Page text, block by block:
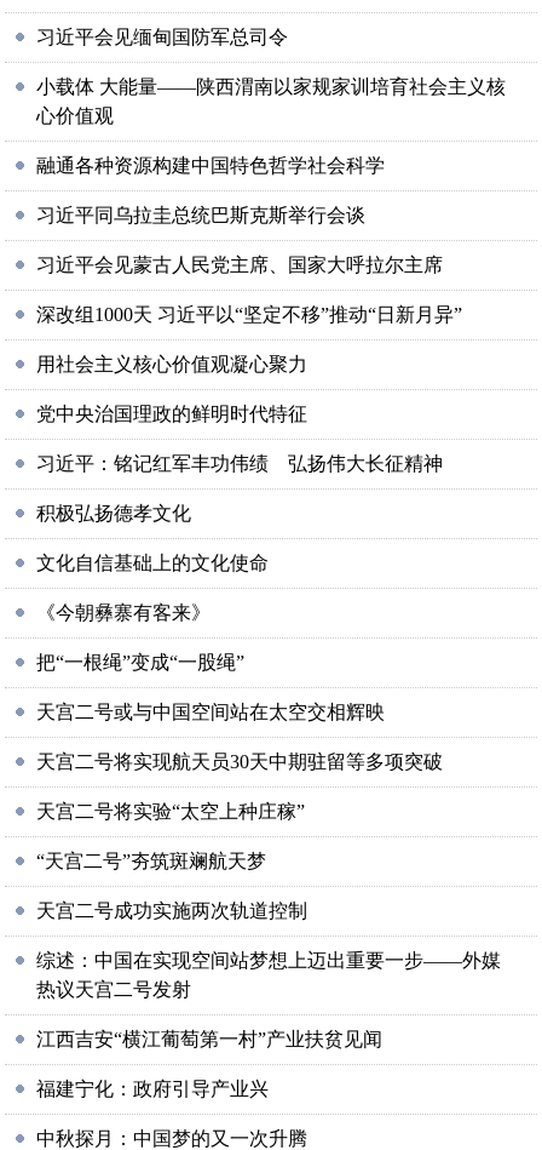
习近平会见缅甸国防军总司令
小载体 大能量——陕西渭南以家规家训培育社会主义核
心价值观
融通各种资源构建中国特色哲学社会科学
习近平同乌拉圭总统巴斯克斯举行会谈
习近平会见蒙古人民党主席、国家大呼拉尔主席
深改组1000天 习近平以“坚定不移”推动“日新月异”
用社会主义核心价值观凝心聚力
党中央治国理政的鲜明时代特征
习近平：铭记红军丰功伟绩 弘扬伟大长征精神
积极弘扬德孝文化
文化自信基础上的文化使命
《今朝彝寨有客来》
把“一根绳”变成“一股绳”
天宫二号或与中国空间站在太空交相辉映
天宫二号将实现航天员30天中期驻留等多项突破
天宫二号将实验“太空上种庄稼”
“天宫二号”夯筑斑斓航天梦
天宫二号成功实施两次轨道控制
综述：中国在实现空间站梦想上迈出重要一步——外媒
热议天宫二号发射
江西吉安“横江葡萄第一村”产业扶贫见闻
福建宁化：政府引导产业兴
中秋探月：中国梦的又一次升腾